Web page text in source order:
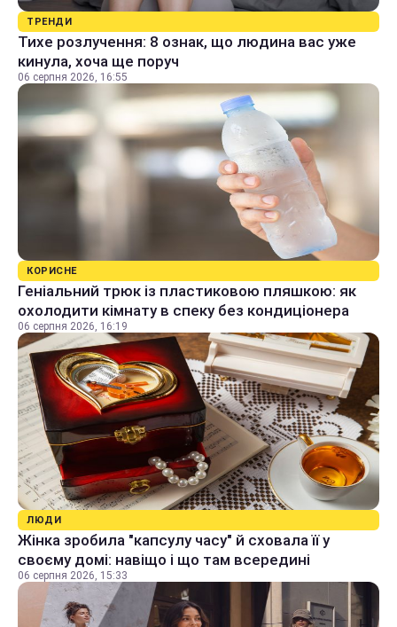
ТРЕНДИ
Тихе розлучення: 8 ознак, що людина вас уже
кинула, хоча ще поруч
06 серпня 2026, 16:55
КОРИСНЕ
Геніальний трюк із пластиковою пляшкою: як
охолодити кімнату в спеку без кондиціонера
06 серпня 2026, 16:19
ЛЮДИ
Жінка зробила "капсулу часу" й сховала її у
своєму домі: навіщо і що там всередині
06 серпня 2026, 15:33